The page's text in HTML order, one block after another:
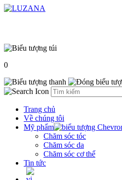
0
Trang chủ
Về chúng tôi
Mỹ phẩm
Chăm sóc tóc
Chăm sóc da
Chăm sóc cơ thể
Tin tức